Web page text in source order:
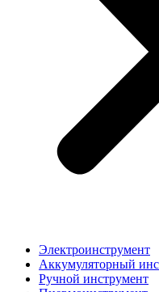
Электроинструмент
Аккумуляторный
Ручной инструмент